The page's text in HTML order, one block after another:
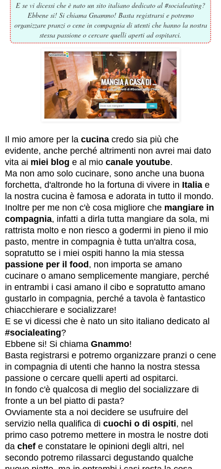
E se vi dicessi che è nato un sito italiano dedicato al #socialeating?
Ebbene si! Si chiama Gnammo! Basta registrarsi e potremo
organizzare pranzi o cene in compagnia di utenti che hanno la nostra
stessa passione o cercare quelli aperti ad ospitarci.
Il mio amore per la cucina credo sia più che
evidente, anche perché altrimenti non avrei mai dato
vita ai miei blog e al mio canale youtube.
Ma non amo solo cucinare, sono anche una buona
forchetta, d'altronde ho la fortuna di vivere in Italia e
la nostra cucina è famosa e adorata in tutto il mondo.
Inoltre per me non c'è cosa migliore che mangiare in
compagnia, infatti a dirla tutta mangiare da sola, mi
rattrista molto e non riesco a godermi in pieno il mio
pasto, mentre in compagnia è tutta un'altra cosa,
sopratutto se i miei ospiti hanno la mia stessa
passione per il food , non importa se amano
cucinare o amano semplicemente mangiare, perché
in entrambi i casi amano il cibo e sopratutto amano
gustarlo in compagnia, perché a tavola è fantastico
chiacchierare e socializzare!
E se vi dicessi che è nato un sito italiano dedicato al
#socialeating?
Ebbene si! Si chiama Gnammo!
Basta registrarsi e potremo organizzare pranzi o cene
in compagnia di utenti che hanno la nostra stessa
passione o cercare quelli aperti ad ospitarci.
In fondo c'è qualcosa di meglio del socializzare di
fronte a un bel piatto di pasta?
Ovviamente sta a noi decidere se usufruire del
servizio nella qualifica di cuochi o di ospiti, nel
primo caso potremo mettere in mostra le nostre doti
da chef e constatare le opinioni degli altri, nel
secondo potremo rilassarci degustando qualche